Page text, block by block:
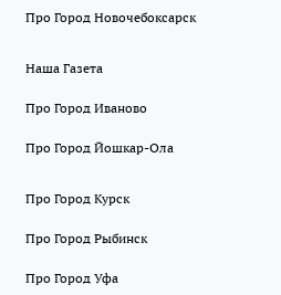
Про Город Новочебоксарск
Наша Газета
Про Город Иваново
Про Город Йошкар-Ола
Про Город Курск
Про Город Рыбинск
Про Город Уфа